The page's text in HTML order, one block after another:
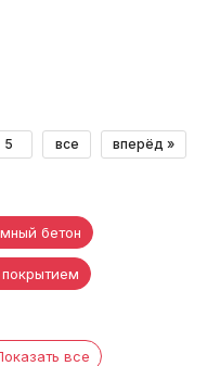
5 все вперёд »
бетон
все